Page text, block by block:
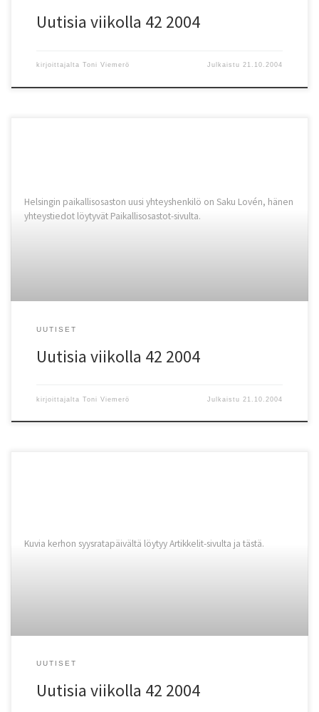
Uutisia viikolla 42 2004
kirjoittajalta Toni Viemerö Julkaistu21.10.2004
Helsingin paikallisosaston uusi yhteyshenkilö on Saku Lovén, hänen
yhteystiedot löytyvät Paikallisosastot-sivulta.
UUTISET
Uutisia viikolla 42 2004
kirjoittajalta Toni Viemerö Julkaistu 21.10.2004
Kuvia kerhon syysratapäivältä löytyy Artikkelit-sivulta ja tästä.
UUTISET
Uutisia viikolla 42 2004